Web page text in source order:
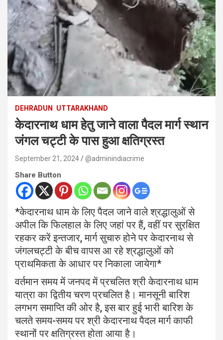
DEHRADUN UTTARAKHAND
केदारनाथ धाम हेतु जाने वाला पैदल मार्ग स्थान
जंगल चट्टी के पास हुआ क्षतिग्रस्त
September 21, 2024 @adminindiacrime
Share Button
*केदारनाथ धाम के लिए पैदल जाने वाले श्रद्धालुओं से
अपील कि फिलहाल के लिए जहां पर हैं, वहीं पर सुरक्षित
रहकर करें इन्तजार, मार्ग सुचारु होने पर केदारनाथ से
जंगलचट्टी के बीच वापस आ रहे श्रद्धालुओं को
प्राथमिकता के आधार पर निकाला जायेगा*
वर्तमान समय में जनपद में प्रचलित श्री केदारनाथ धाम
यात्रा का द्वितीय चरण प्रचलित है। मानसूनी बारिश
लगभग समाप्ति की ओर है, इस बार हुई भारी बारिश के
चलते समय-समय पर श्री केदारनाथ पैदल मार्ग काफी
स्थानों पर क्षतिग्रस्त होता आया है।